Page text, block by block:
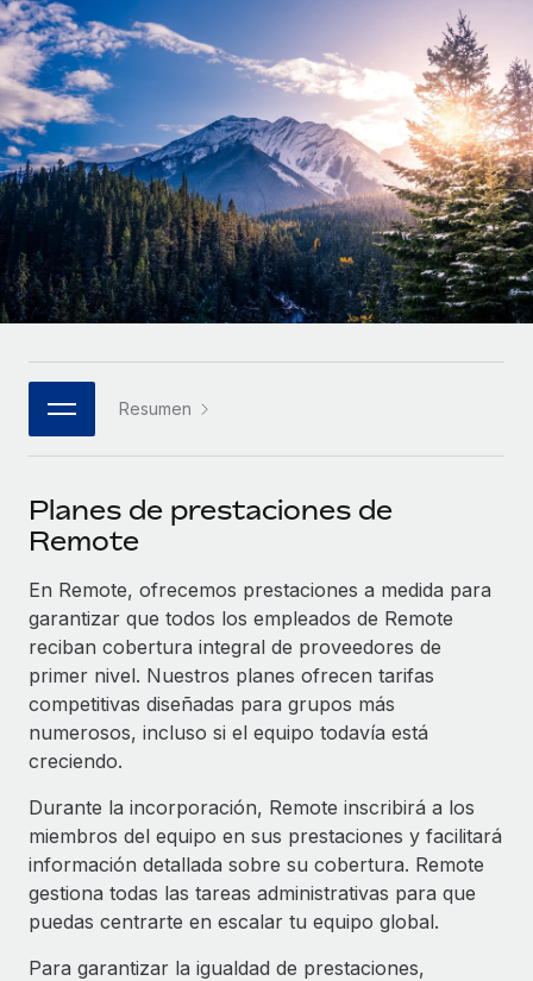
PEO
Externaliza tareas laborales complejas.
INFRAESTRUCTURA
Conexión Remote
Integra los RR. HH. en tus flujos de trabajo sin
complicaciones.
Plataforma
Funciones esenciales de RR. HH. integradas para tu
Conectar
Conecta cualquier herramienta de IA con Remote
Optimiza los procesos con herramientas empresariales
esenciales.
SERVICIOS
Pregunta a un experto
Obtén ayuda de gente experta en RR. HH. globales
y cumplimiento normativo.
Simplifica los procesos de cribado de candidatos.
Cumplimiento normativo
Adelántate a los riesgos de cumplimiento
normativo.
Gestión de dispositivos
ETAPAS DE CRECIMIENTO
Startups
Soluciones ágiles de RR. HH. globales y nóminas para
empresas en crecimiento.
Mediana empresa
Amplía tu equipo con soluciones de RR. HH.
personalizadas.
Empresa
RR. HH. globales para grandes empresas.
ASOCIARSE
Socios tecnológicos estratégicos
Integra la gestión de los RR. HH. globales en tu
Asociarse
Descubre oportunidades de colaborar con nosotros.
Remote Build Próximamente
Consultoría de integraciones y automatización con IA.
CASOS PRÁCTICOS
Colaboración estratégica de Reverse Tech con
Remote para gestionar a autónomos y las
nóminas
Reverse Tech en resumen La startup de salud y bienestar
Reverse Tech se asoció con Remote para...
Más información
autónomos globales.
APRENDIZAJE CON REMOTE
Guías y recursos
Casos prácticos
Glosario de RR. HH.
Listas de verificación y plantillas
Biblioteca de descripciones de puestos
Webinarios
Información sobre salarios y talento
Obtén ayuda
Consulta todos los recursos
EOR y PEO
Contractor Management
Impuestos
Français
Deutsch
Español
Italiano
Português (Portugal)
日本語
한국어
中文（简体）Resumen
Planes de prestaciones de
Remote
En Remote, ofrecemos prestaciones a medida para
garantizar que todos los empleados de Remote
reciban cobertura integral de proveedores de
primer nivel. Nuestros planes ofrecen tarifas
competitivas diseñadas para grupos más
numerosos, incluso si el equipo todavía está
creciendo.
Durante la incorporación, Remote inscribirá a los
miembros del equipo en sus prestaciones y facilitará
información detallada sobre su cobertura. Remote
gestiona todas las tareas administrativas para que
puedas centrarte en escalar tu equipo global.
Para garantizar la igualdad de prestaciones,